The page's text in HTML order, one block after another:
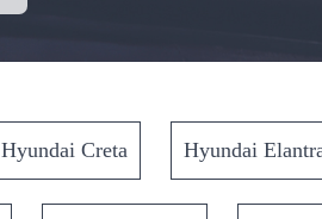
Hyundai Creta Hyundai